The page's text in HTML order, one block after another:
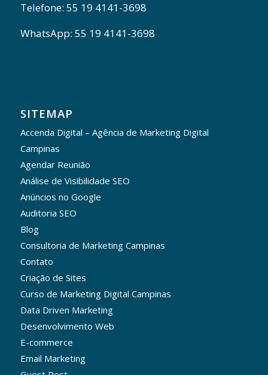
Telefone: 55 19 4141-3698
WhatsApp: 55 19 4141-3698
SITEMAP
Accenda Digital – Agência de Marketing Digital
Campinas
Agendar Reunião
Análise de Visibilidade SEO
Anúncios no Google
Auditoria SEO
Blog
Consultoria de Marketing Campinas
Contato
Criação de Sites
Curso de Marketing Digital Campinas
Data Driven Marketing
Desenvolvimento Web
E-commerce
Email Marketing